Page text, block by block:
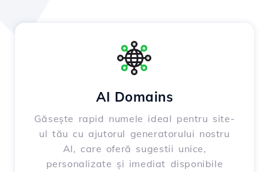
AI Domains
Găsește rapid numele ideal pentru site-
ul tău cu ajutorul generatorului nostru
AI, care oferă sugestii unice,
personalizate și imediat disponibile